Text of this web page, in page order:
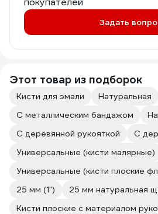
Задать
Этот товар из подборок
Кисти для эмали
Натуральная
С металлическим бандажом
С деревянной рукояткой
С
Универсальные (кисти малярные)
Универсальные (кисти плоские
25 мм (1")
25 мм натуральная
Кисти плоские с материалом